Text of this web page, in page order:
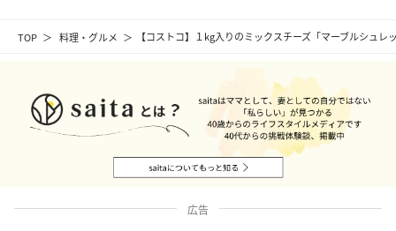
TOP 料理・グルメ 【コストコ】１kg入りのミックスチーズ「マーブルシュレ
広告